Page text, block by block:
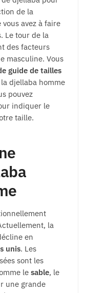
de la
avez à faire
Le tour de la
des facteurs
masculine. Vous
guide de tailles
djellaba homme
pouvez
indiquer le
taille.
la
en
unis. Les
sont les
le sable, le
une grande